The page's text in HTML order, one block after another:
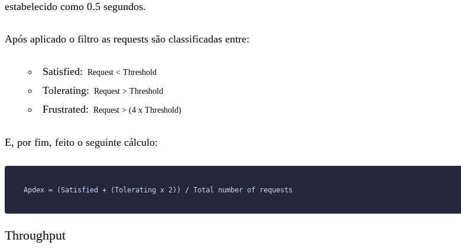
estabelecido como 0.5 segundos.
Após aplicado o filtro as requests são classificadas entre:
Satisfied: Request < Threshold
Tolerating: Request > Threshold
Frustrated: Request > (4 x Threshold)
E, por fim, feito o seguinte cálculo:
Apdex = (Satisfied + (Tolerating x 2)) / Total number of requests
Throughput